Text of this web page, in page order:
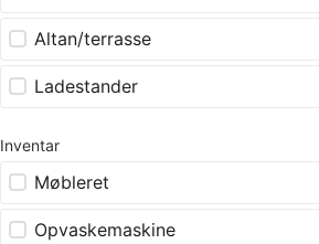
Altan/terrasse
Ladestander
Inventar
Møbleret
Opvaskemaskine